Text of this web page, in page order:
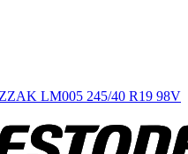
LM005 245/40 R19 98V